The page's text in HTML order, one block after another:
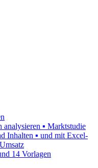
▪ Marktstudie
Inhalten ▪ und mit Excel-
14 Vorlagen